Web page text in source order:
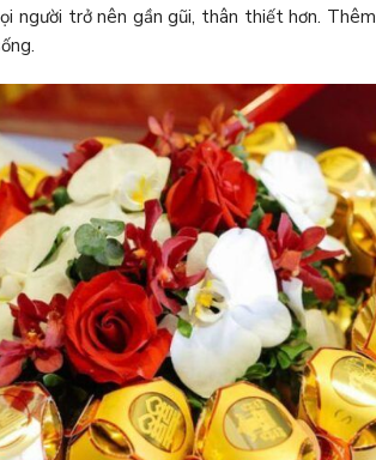
trở nên gần gũi, thân thiết hơn.